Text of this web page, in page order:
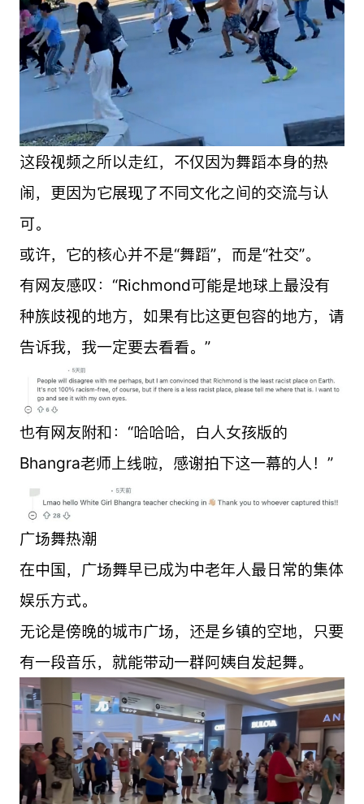
这段视频之所以走红，不仅因为舞蹈本身的热
闹，更因为它展现了不同文化之间的交流与认
可。
或许，它的核心并不是“舞蹈”，而是“社交”。
有网友感叹：“Richmond可能是地球上最没有
种族歧视的地方，如果有比这更包容的地方，请
告诉我，我一定要去看看。”
也有网友附和：“哈哈哈，白人女孩版的
Bhangra老师上线啦，感谢拍下这一幕的人！”
广场舞热潮
在中国，广场舞早已成为中老年人最日常的集体
娱乐方式。
无论是傍晚的城市广场，还是乡镇的空地，只要
有一段音乐，就能带动一群阿姨自发起舞。